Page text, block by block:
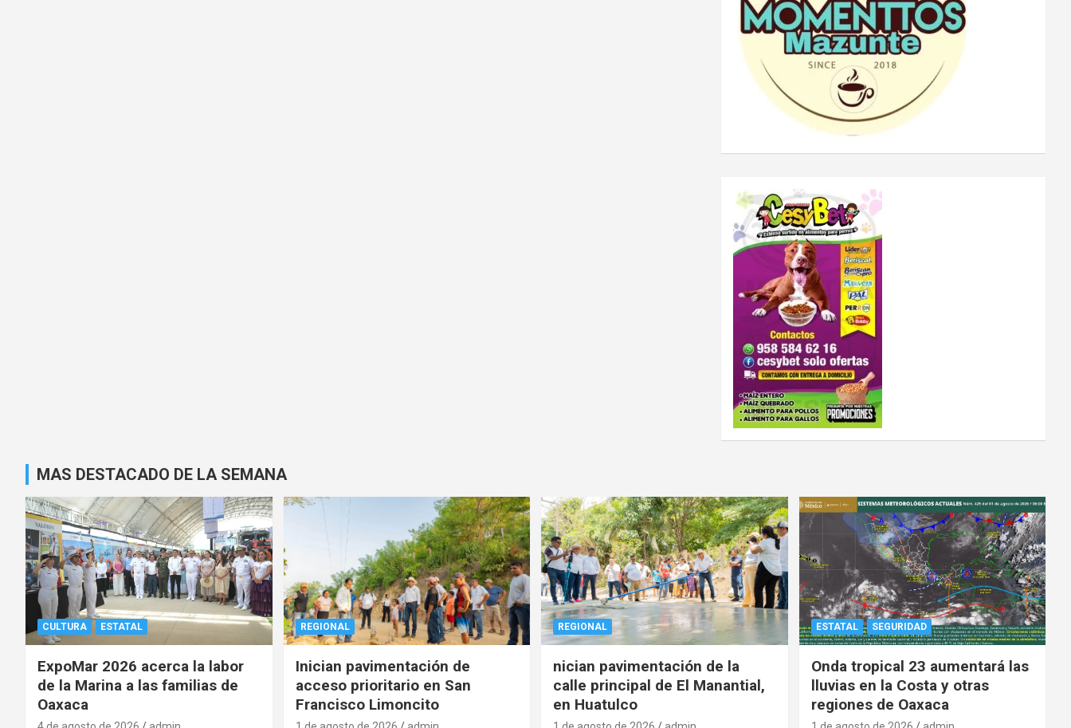
MAS DESTACADO DE LA SEMANA
CULTURA ESTATAL
ExpoMar 2026 acerca la labor
de la Marina a las familias de
Oaxaca
REGIONAL
Inician pavimentación de
acceso prioritario en San
Francisco Limoncito
REGIONAL
nician pavimentación de la
calle principal de El Manantial,
en Huatulco
ESTATAL SEGURIDAD
Onda tropical 23 aumentará las
lluvias en la Costa y otras
regiones de Oaxaca